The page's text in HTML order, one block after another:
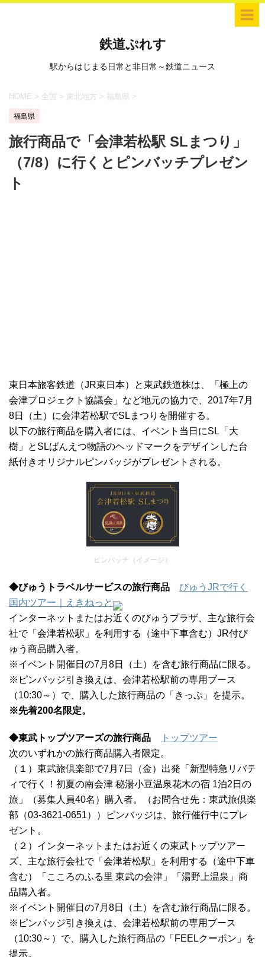
鉄道ぷれす
駅からはじまる日常と非日常～鉄道ニュース
HOME > 全国 > 東北地方 > 福島県 >
福島県
旅行商品で「会津若松駅 SLまつり」
（7/8）に行くとピンバッチプレゼン
ト
東日本旅客鉄道（JR東日本）と東武鉄道株は、「極上の
会津プロジェクト協議会」など地元の協力で、2017年7月
8日（土）に会津若松駅でSLまつりを開催する。
以下の旅行商品を購入者には、イベント当日にSL「大
樹」とSLばんえつ物語のヘッドマークをデザインした台
紙付きオリジナルピンバッジがプレゼントされる。
ピンバッチ（イメージ）
◆びゅうトラベルサービスの旅行商品
びゅうJRで行く
国内ツアー｜えきねっと
インターネットまたはお近くのびゅうプラザ、主な旅行会
社で「会津若松駅」を利用する（途中下車含む）JR付び
ゅう商品購入者。
※イベント開催日の7月8日（土）を含む旅行商品に限る。
※ピンバッジ引き換えは、会津若松駅前の専用ブース
（10:30～）で、購入した旅行商品の「きっぷ」を提示。
※先着200名限定。
◆東武トップツアーズの旅行商品
トップツアー
次のいずれかの旅行商品購入者限定。
（１）東武旅倶楽部で7月7日（金）出発「新型特急リバテ
ィで行く！初夏の南会津 秘湯小豆温泉花木の宿 1泊2日の
旅」（募集人員40名）購入者。（お問合せ先：東武旅倶楽
部（03-3621-0651））ピンバッジは、旅行催行中にプレ
ゼント。
（２）インターネットまたはお近くの東武トップツアー
ズ、主な旅行会社で「会津若松駅」を利用する（途中下車
含む）「こころのふる里 東武の会津」「湯野上温泉」商
品購入者。
※イベント開催日の7月8日（土）を含む旅行商品に限る。
※ピンバッジ引き換えは、会津若松駅前の専用ブース
（10:30～）で、購入した旅行商品の「FEELクーポン」を
提示。